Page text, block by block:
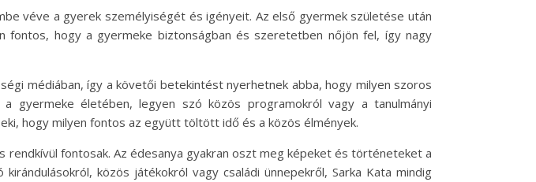
véve a gyerek személyiségét és igényeit. Az első gyermek születése után
hogy a gyermeke biztonságban és szeretetben nőjön fel, így nagy
médiában, így a követői betekintést nyerhetnek abba, hogy milyen szoros
gyermeke életében, legyen szó közös programokról vagy a tanulmányi
hogy milyen fontos az együtt töltött idő és a közös élmények.
rendkívül fontosak. Az édesanya gyakran oszt meg képeket és történeteket a
közös játékokról vagy családi ünnepekről, Sarka Kata mindig